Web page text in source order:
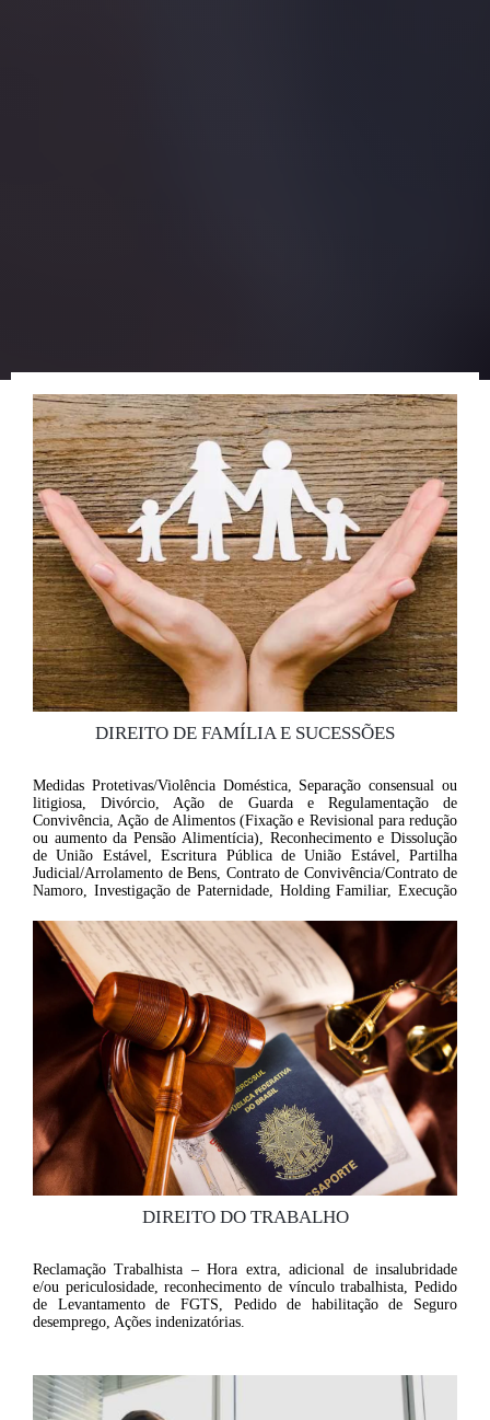
DIREITO DE FAMÍLIA E SUCESSÕES
Medidas Protetivas/Violência Doméstica, Separação consensual ou
litigiosa, Divórcio, Ação de Guarda e Regulamentação de
Convivência, Ação de Alimentos (Fixação e Revisional para redução
ou aumento da Pensão Alimentícia), Reconhecimento e Dissolução
de União Estável, Escritura Pública de União Estável, Partilha
Judicial/Arrolamento de Bens, Contrato de Convivência/Contrato de
Namoro, Investigação de Paternidade, Holding Familiar, Execução
Testamento.
DIREITO DO TRABALHO
Reclamação Trabalhista – Hora extra, adicional de insalubridade
e/ou periculosidade, reconhecimento de vínculo trabalhista, Pedido
de Levantamento de FGTS, Pedido de habilitação de Seguro
desemprego, Ações indenizatórias.